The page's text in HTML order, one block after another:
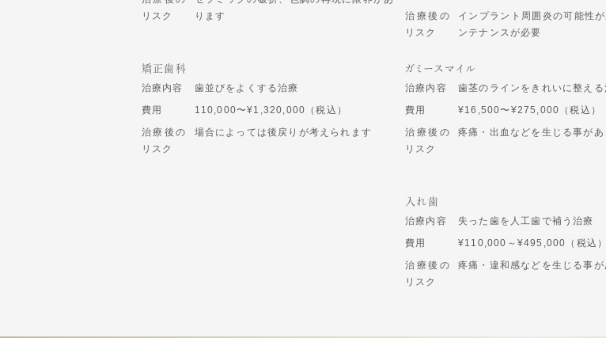
リスク
ります
治療後の
リスク
インプラント周囲炎の可能性
ンテナンスが必要
矯正歯科
治療内容
歯並びをよくする治療
費用
110,000〜¥1,320,000（税込）
治療後の
リスク
場合によっては後戻りが考えられます
ガミースマイル
治療内容
歯茎のラインをきれいに整える
費用
¥16,500〜¥275,000（税込）
治療後の
リスク
疼痛・出血などを生じる事があ
入れ歯
治療内容
失った歯を人工歯で補う治療
費用
¥110,000～¥495,000（税込）
治療後の
リスク
疼痛・違和感などを生じる事が